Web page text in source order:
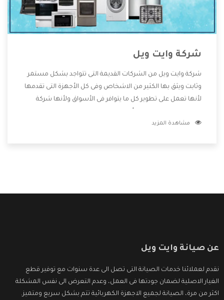
شركة وايت ويل
شركة وايت ويل من الشركات القديمة التى تتواجد بشكل مستمر
وثابت ويثق بها الكثير من الاشخاص وفى كل الأجهزة التى تقدمها
لأنها تعمل على تطوير كل ما يتوافر فى الأسواق ولأنها شركة
وتقدم للعملاء أقوى العروض والخصومات التى تسهل على
مشاهدة المزيد
عن صيانة وايت ويل
نقدم لعملائنا خدمات الصيانة التى تصل الى عدة سنوات مع توفير قطع
الغيار الاصلية لضمان جودتها فى العمل، وعدم التعرض الى نفس المشكلة
اكثر من مرة، الصيانة لجميع الاجهزة الكهربائية تتم بشكل سريع ومتميز.